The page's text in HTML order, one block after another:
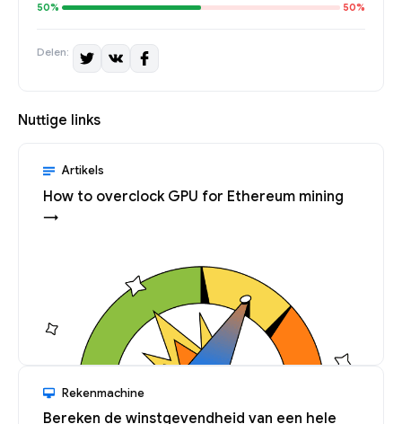
50% 50%
Delen:
Nuttige links
Artikels
How to overclock GPU for Ethereum mining
→
Rekenmachine
Bereken de winstgevendheid van een hele